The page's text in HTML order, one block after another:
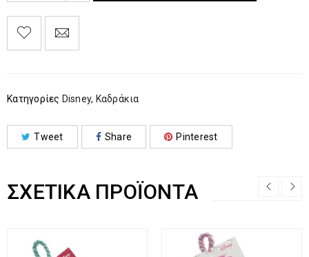
Κατηγορίες Disney, Καδράκια
Tweet Share Pinterest
ΣΧΕΤΙΚΆ ΠΡΟΪΌΝΤΑ